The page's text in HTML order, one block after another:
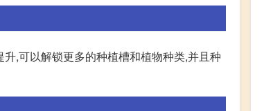
,可以解锁更多的种植槽和植物种类,并且种